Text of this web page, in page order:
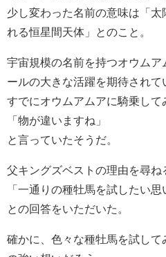
少し変わった名前の意味は「太
れる恒星間天体」とのこと。
宇宙規模の名前を持つオウム
ールの大きな活躍を期待されて
すでにオウムアムアに騎乗して
「物が違いますね」
と言っていたそうだ。
父キングズベストの理由を尋ね
「一通りの種牡馬を試したい思
との回答をいただいた。
確かに、色々な種牡馬を試し